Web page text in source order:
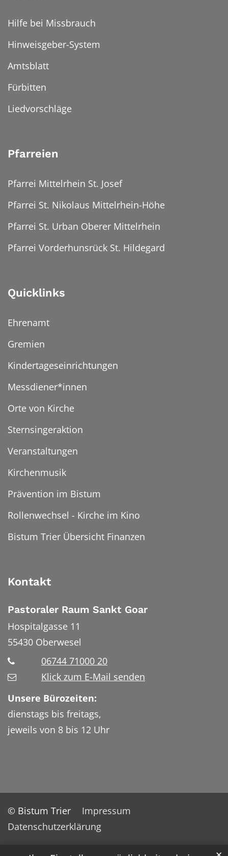
Hilfe bei Missbrauch
Hinweisgeber-System
Amtsblatt
Fürbitten
Liedvorschläge
Pfarreien
Pfarrei Mittelrhein St. Josef
Pfarrei St. Nikolaus Mittelrhein-Höhe
Pfarrei St. Urban Oberer Mittelrhein
Pfarrei Vorderhunsrück St. Hildegard
Quicklinks
Ehrenamt
Gremien
Kindertageseinrichtungen
Messdiener*innen
Orte von Kirche
Sternsingeraktion
Veranstaltungen
Kirchenmusik
Prävention im Bistum
Rollenwechsel - Kirche im Kino
Bistum Trier Übersicht Finanzen
Kontakt
Pastoraler Raum Sankt Goar
Hospitalgasse 11
55430 Oberwesel
06744 71000 20
Klick zum E-Mail senden
Unsere Bürozeiten:
dienstags bis freitags,
jeweils von 8 bis 12 Uhr
© Bistum Trier
Impressum
Datenschutzerklärung